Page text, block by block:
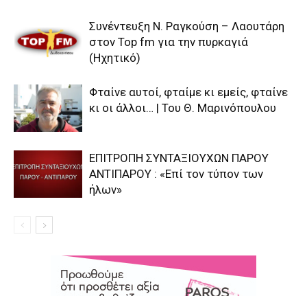
Συνέντευξη Ν. Ραγκούση – Λαουτάρη
στον Top fm για την πυρκαγιά
(Ηχητικό)
Φταίνε αυτοί, φταίμε κι εμείς, φταίνε
κι οι άλλοι… | Του Θ. Μαρινόπουλου
ΕΠΙΤΡΟΠΗ ΣΥΝΤΑΞΙΟΥΧΩΝ ΠΑΡΟΥ
ΑΝΤΙΠΑΡΟΥ : «Επί τον τύπον των
ήλων»